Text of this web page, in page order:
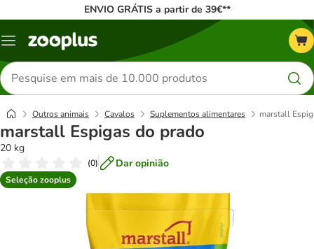
ENVIO GRÁTIS a partir de 39€**
Menu
Pesquisar
produtos
Outros animais Cavalos Suplementos alimentares marstall
marstall Espigas do prado
20 kg
(0) Dar opinião
Seleção zooplus